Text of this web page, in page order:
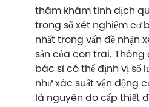
thăm khám tinh dịch
trong số xét nghiệm cơ
nhất trong vấn đề nhận
sản của con trai.
bác sĩ có thể định vị số
như xác suất vận động
là nguyên do cấp thiết